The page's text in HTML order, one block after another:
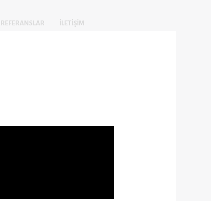
REFERANSLAR İLETIŞIM